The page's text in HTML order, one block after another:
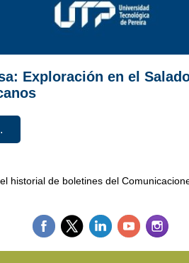
Exploración en el
historial de boletines del